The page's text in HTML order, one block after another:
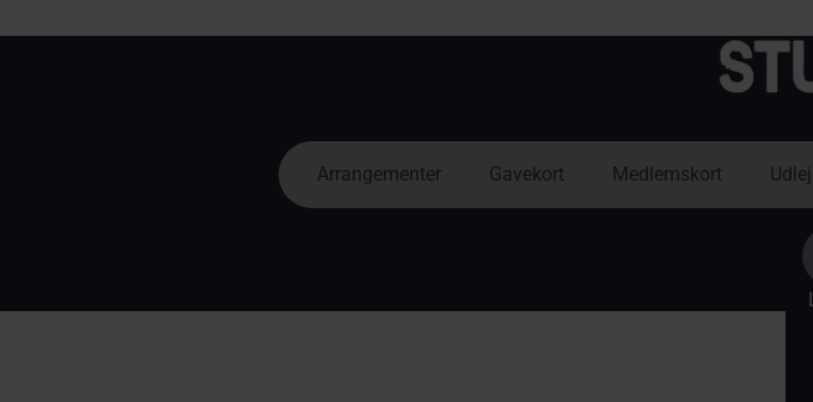
Arrangementer Gavekort Medlemskort